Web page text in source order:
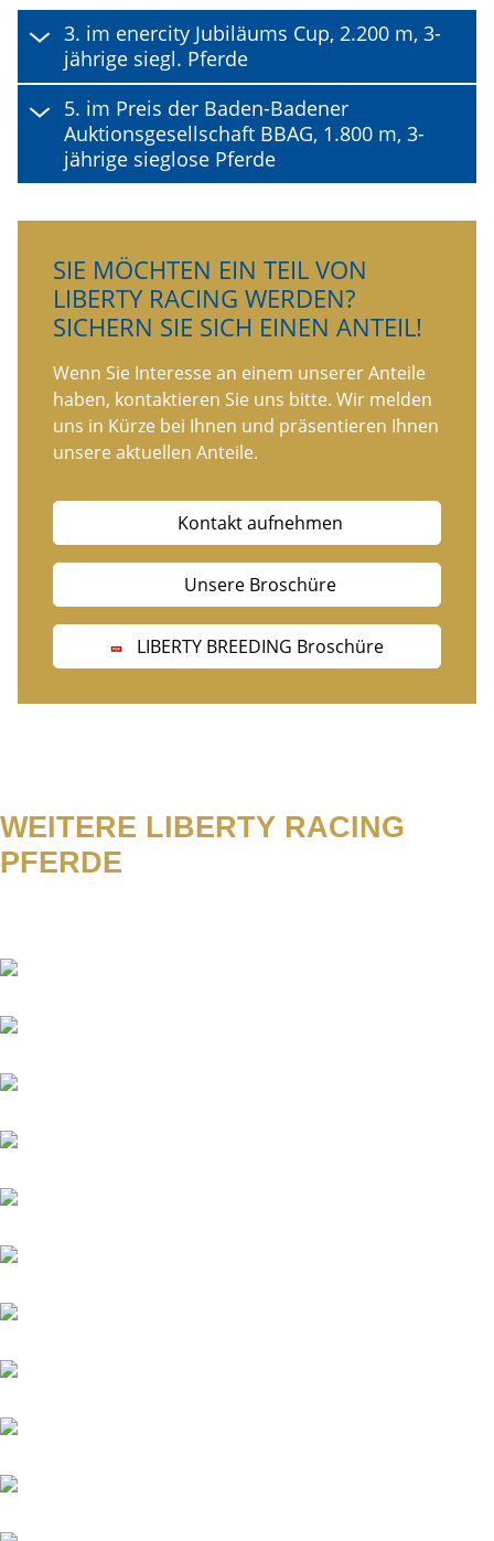
3. im enercity Jubiläums Cup, 2.200 m, 3-
jährige siegl. Pferde
5. im Preis der Baden-Badener
Auktionsgesellschaft BBAG, 1.800 m, 3-
jährige sieglose Pferde
SIE MÖCHTEN EIN TEIL VON
LIBERTY RACING WERDEN?
SICHERN SIE SICH EINEN ANTEIL!
Wenn Sie Interesse an einem unserer Anteile
haben, kontaktieren Sie uns bitte. Wir melden
uns in Kürze bei Ihnen und präsentieren Ihnen
unsere aktuellen Anteile.
Kontakt aufnehmen
Unsere Broschüre
LIBERTY BREEDING Broschüre
WEITERE LIBERTY RACING
PFERDE